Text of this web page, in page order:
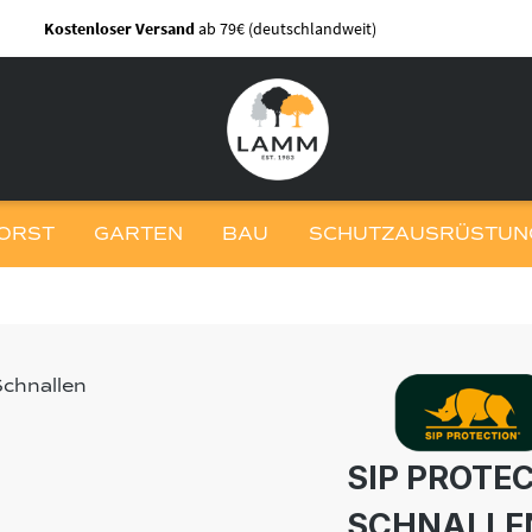
Kostenloser Versandab 79€ (deutschlandweit)
GARTEN BAU
SIP